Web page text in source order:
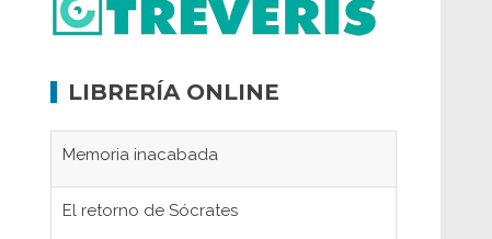
LIBRERÍA ONLINE
Memoria inacabada
El retorno de Sócrates